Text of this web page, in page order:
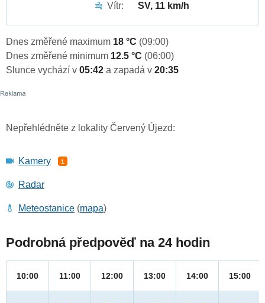
Vítr:
SV, 11 km/h
Dnes změřené maximum 18 °C (09:00)
Dnes změřené minimum 12.5 °C (06:00)
Slunce vychází v 05:42 a zapadá v 20:35
Nepřehlédněte z lokality Červený Újezd:
Kamery 1
Radar
Meteostanice (mapa)
Podrobná předpověď na 24 hodin
10:00 11:00 12:00 13:00 14:00 15:00